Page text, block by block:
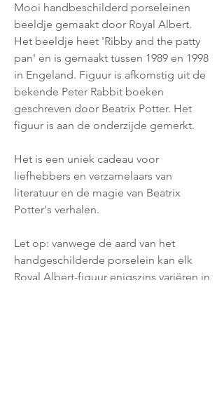
Mooi handbeschilderd porseleinen
beeldje gemaakt door Royal Albert.
Het beeldje heet 'Ribby and the patty
pan' en is gemaakt tussen 1989 en 1998
in Engeland. Figuur is afkomstig uit de
bekende Peter Rabbit boeken
geschreven door Beatrix Potter. Het
figuur is aan de onderzijde gemerkt.
Het is een uniek cadeau voor
liefhebbers en verzamelaars van
literatuur en de magie van Beatrix
Potter's verhalen.
Let op: vanwege de aard van het
handgeschilderde porselein kan elk
Royal Albert-figuur enigszins variëren in